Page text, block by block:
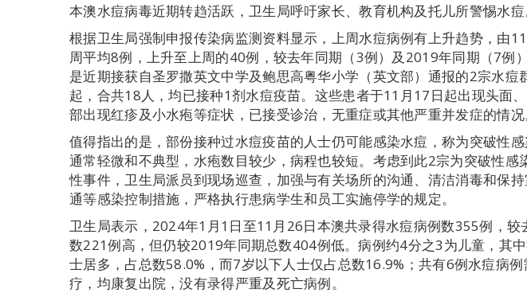
本澳水痘病毒近期转趋活跃，卫生局呼吁家长、教育机构及托儿所警惕水痘
根据卫生局强制申报传染病监测资料显示，上周水痘病例有上升趋势，由
周平均8例，上升至上周的40例，较去年同期（3例）及2019年同期（7例
是近期接获自圣罗撒英文中学及鲍思高粤华小学（英文部）通报的2宗水痘
起，合共18人，均已接种1剂水痘疫苗。这些患者于11月17日起出现头面
部出现红疹及小水疱等症状，已接受诊治，无重症或其他严重并发症的情况
值得指出的是，部份接种过水痘疫苗的人士仍可能感染水痘，称为突破性
通常轻微和不典型，水疱数目较少，病程也较短。考虑到此2宗为突破性感
性事件，卫生局派员到现场巡查，加强与有关场所的沟通、清洁消毒和保
通等感染控制措施，严格执行患病学生和员工实施停学的规定。
卫生局表示，2024年1月1日至11月26日本澳共录得水痘病例数355例，较
数221例高，但仍较2019年同期总数404例低。病例约4分之3为儿童，其
士居多，占总数58.0%，而7岁以下人士仅占总数16.9%；共有6例水痘病例
疗，均康复出院，没有录得严重及死亡病例。